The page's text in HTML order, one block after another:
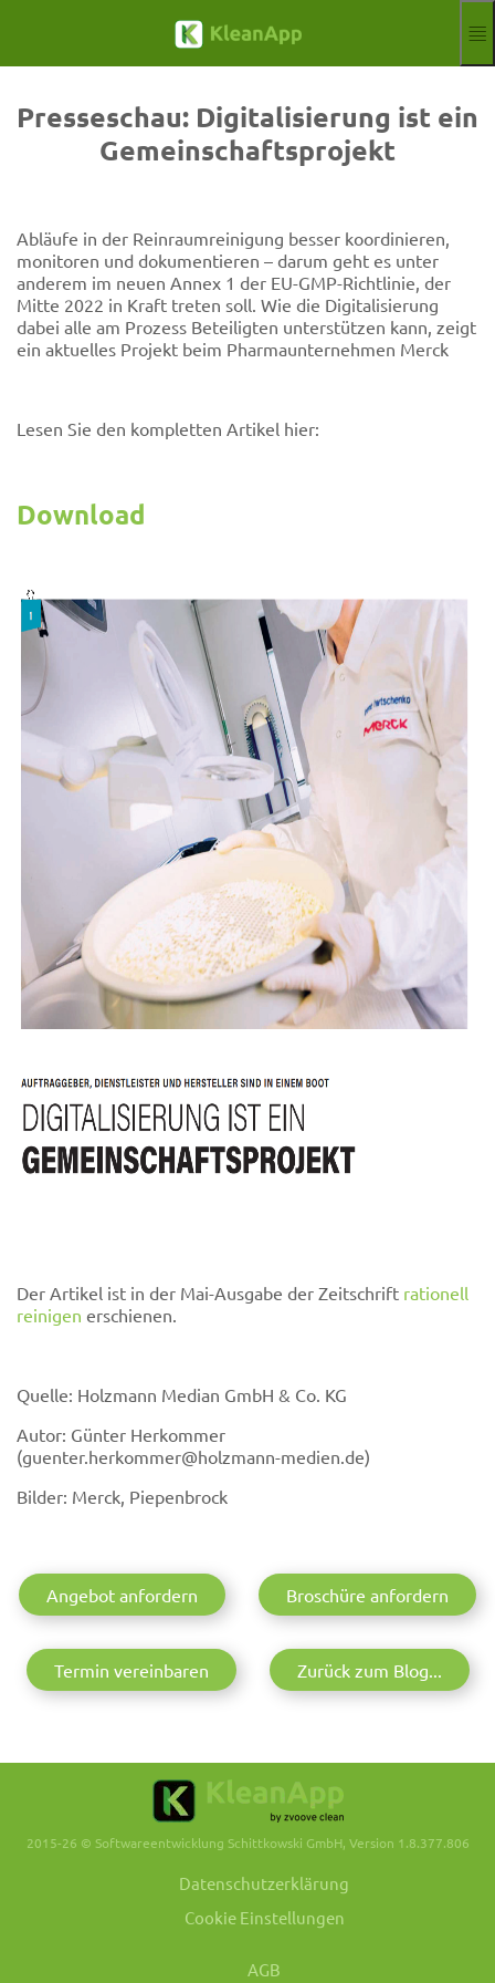
Blog
Hilfe
Webinare
Impressum
Anmelden
Kostenloser Test
DEAktuelle
Presseschau: Digitalisierung ist ein
Gemeinschaftsprojekt
Abläufe in der Reinraumreinigung besser koordinieren,
monitoren und dokumentieren – darum geht es unter
anderem im neuen Annex 1 der EU-GMP-Richtlinie, der
Mitte 2022 in Kraft treten soll. Wie die Digitalisierung
dabei alle am Prozess Beteiligten unterstützen kann, zeigt
ein aktuelles Projekt beim Pharmaunternehmen Merck
Lesen Sie den kompletten Artikel hier:
Download
Der Artikel ist in der Mai-Ausgabe der Zeitschrift rationell
reinigen erschienen.
Quelle: Holzmann Median GmbH & Co. KG
Autor: Günter Herkommer
(guenter.herkommer@holzmann-medien.de)
Bilder: Merck, Piepenbrock
Angebot anfordern Broschüre anfordern
Termin vereinbaren Zurück zum Blog...
2015-26 © Softwareentwicklung Schittkowski GmbH, Version 1.8.377.806
Datenschutzerklärung
Cookie Einstellungen
AGB